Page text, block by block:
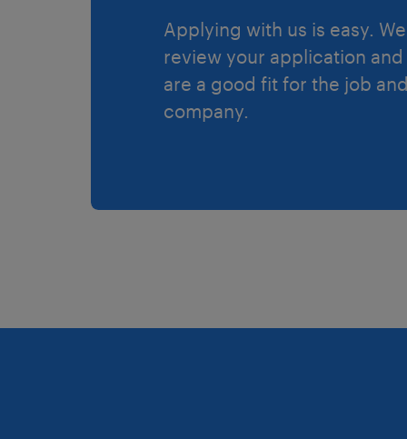
Applying with us is easy.
review your application and
are a good fit for the job
company.